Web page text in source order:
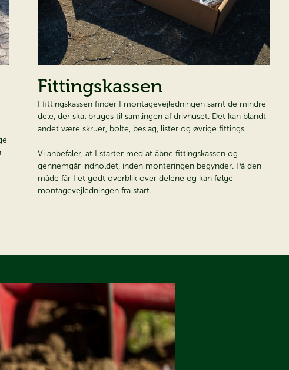
Fittingskassen
I fittingskassen finder I montagevejledningen samt de mindre
dele, der skal bruges til samlingen af drivhuset. Det kan blandt
andet være skruer, bolte, beslag, lister og øvrige fittings.
Vi anbefaler, at I starter med at åbne fittingskassen og
gennemgår indholdet, inden monteringen begynder. På den
måde får I et godt overblik over delene og kan følge
montagevejledningen fra start.